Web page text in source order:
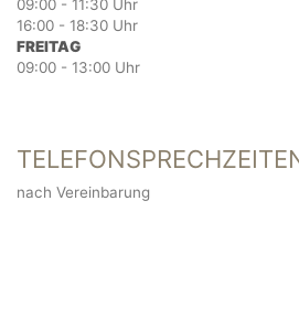
09:00 - 11:30 Uhr
16:00 - 18:30 Uhr
FREITAG
09:00 - 13:00 Uhr
nach Vereinbarung